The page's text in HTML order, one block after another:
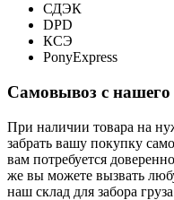
СДЭК
DPD
КСЭ
PonyExpress
Самовывоз с нашего
При наличии товара на
забрать вашу покупку
вам потребуется
же вы можете вызвать
наш склад для забора